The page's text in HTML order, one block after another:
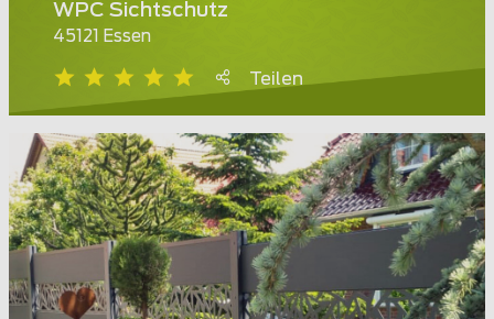
WPC Sichtschutz
45121 Essen
Teilen